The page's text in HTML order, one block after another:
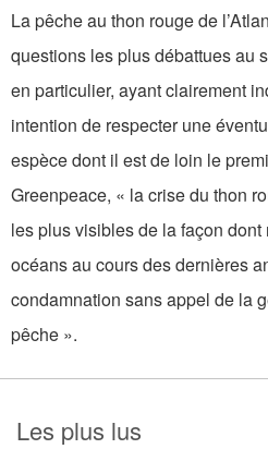
La pêche au thon rouge de
questions les plus débattues au
en particulier, ayant clairement
intention de respecter une
espèce dont il est de loin le
Greenpeace, « la crise du thon
les plus visibles de la façon
océans au cours des dernières
condamnation sans appel de la
pêche ».
Les plus lus